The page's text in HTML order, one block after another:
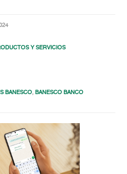
Y SERVICIOS
BANESCO,BANESCO BANCO